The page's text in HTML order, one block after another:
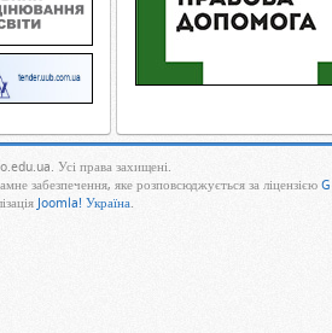
Усі права захищені.
забезпечення, яке розповсюджується за ліцензією
Joomla! Україна.